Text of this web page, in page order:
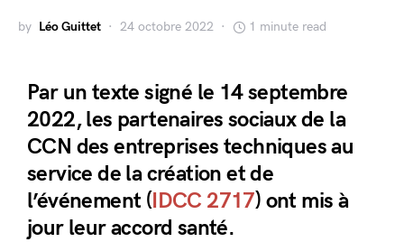
by Léo Guittet 24 octobre 2022 1 minute read
Par un texte signé le 14 septembre
2022, les partenaires sociaux de la
CCN des entreprises techniques au
service de la création et de
l’événement (IDCC 2717) ont mis à
jour leur accord santé.